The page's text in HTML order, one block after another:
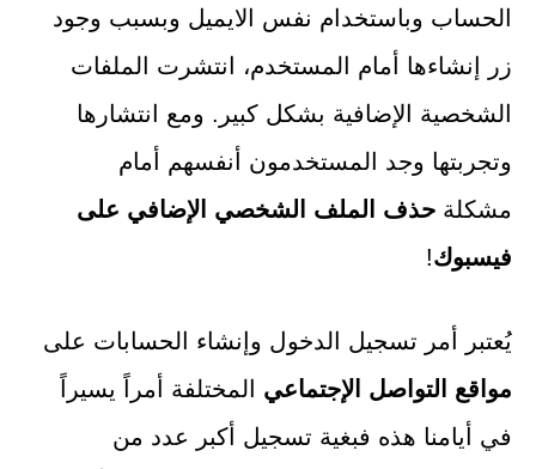
الحساب وباستخدام نفس الايميل وبسبب وجود
زر إنشاءها أمام المستخدم، انتشرت الملفات
الشخصية الإضافية بشكل كبير. ومع انتشارها
وتجربتها وجد المستخدمون أنفسهم أمام
مشكلة حذف الملف الشخصي الإضافي على
فيسبوك!
يُعتبر أمر تسجيل الدخول وإنشاء الحسابات على
مواقع التواصل الإجتماعي المختلفة أمراً يسيراً
في أيامنا هذه فبغية تسجيل أكبر عدد من